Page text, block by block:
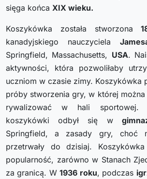
sięga końca XIX wieku.
Koszykówka została stworzona
kanadyjskiego nauczyciela
Springfield, Massachusetts, USA.
aktywności, która pozwoliłaby
uczniom w czasie zimy. Koszykówka
próby stworzenia gry, w której
rywalizować w hali sportowej.
koszykówki odbył się w
Springfield, a zasady gry, choć
przetrwały do dzisiaj.
popularność, zarówno w Stanach
za granicą. W1936 roku, podczas